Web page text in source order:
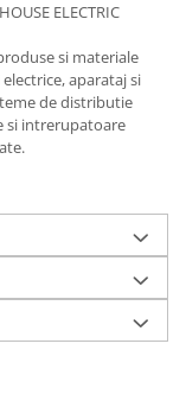
ELECTRIC
si materiale
aparataj si
de distributie
si intrerupatoare